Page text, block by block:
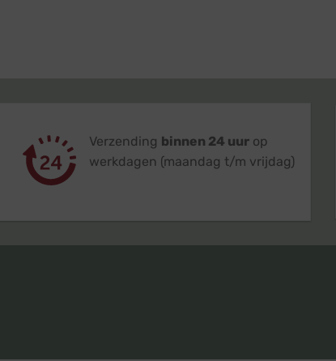
Verzending binnen 24 uurop
werkdagen (maandag t/m vrijdag)